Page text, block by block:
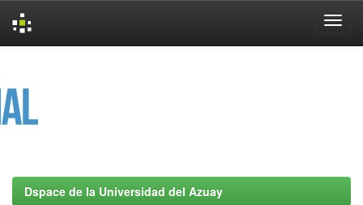
Dspace de la Universidad del Azuay